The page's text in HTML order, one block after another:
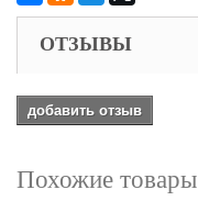
ОТЗЫВЫ
добавить отзыв
Похожие товары